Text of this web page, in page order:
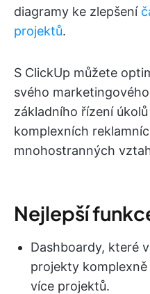
diagramy ke zlepšení
projektů.
S ClickUp můžete
svého
základního řízení
komplexních
mnohostranných
Nejlepší
Dashboardy, které
projekty
více projektů.